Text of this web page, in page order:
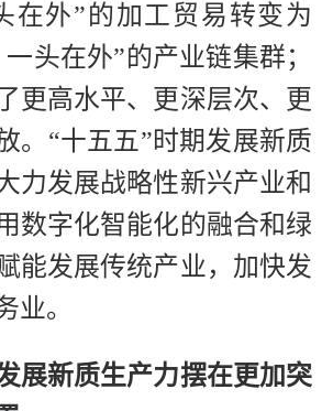
在外”的加工贸易转变为
头在外”的产业链集群；
更高水平、更深层次、更
。“十五五”时期发展新质
力发展战略性新兴产业和
数字化智能化的融合和绿
能发展传统产业，加快发
业。
展新质生产力摆在更加突